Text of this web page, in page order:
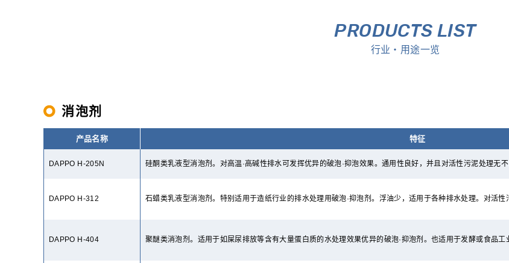
PRODUCTS LIST
行业・用途一览
消泡剂
产品名称 特征
DAPPO H-205N 硅酮类乳液型消泡剂。对高温·高碱性排水可发挥优异的破泡·抑泡效果。通用性良好，并且对活性污泥处理无不
DAPPO H-312 石蜡类乳液型消泡剂。特别适用于造纸行业的排水处理用破泡·抑泡剂。浮油少，适用于各种排水处理。对活性
DAPPO H-404 聚醚类消泡剂。适用于如屎尿排放等含有大量蛋白质的水处理效果优异的破泡·抑泡剂。也适用于发酵或食品工